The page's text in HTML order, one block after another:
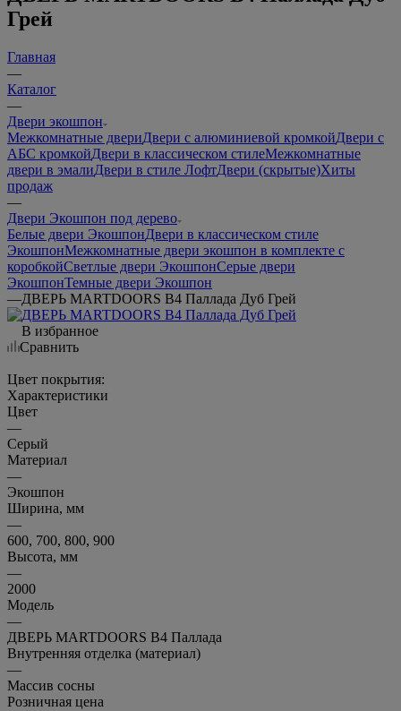
Грей
Главная
—
Каталог
—
Двери экошпон
Межкомнатные двериДвери с алюминиевой кромкойДвери с
АБС кромкойДвери в классическом стилеМежкомнатные
двери в эмалиДвери в стиле ЛофтДвери (скрытые)Хиты
продаж
—
Двери Экошпон под дерево
Белые двери ЭкошпонДвери в классическом стиле
ЭкошпонМежкомнатные двери экошпон в комплекте с
коробкойСветлые двери ЭкошпонСерые двери
ЭкошпонТемные двери Экошпон
—ДВЕРЬ MARTDOORS B4 Паллада Дуб Грей
В избранное
Сравнить
Цвет покрытия:
Характеристики
Цвет
—
Серый
Материал
—
Экошпон
Ширина, мм
—
600, 700, 800, 900
Высота, мм
—
2000
Модель
—
ДВЕРЬ MARTDOORS B4 Паллада
Внутренняя отделка (материал)
—
Массив сосны
Розничная цена